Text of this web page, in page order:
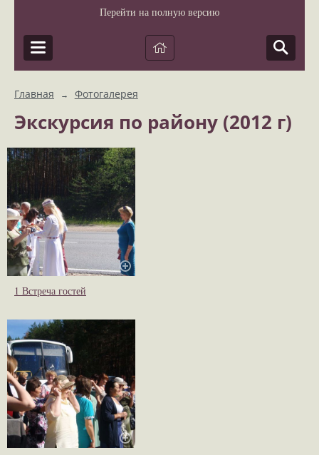
Перейти на полную версию
Главная → Фотогалерея
Экскурсия по району (2012 г)
1 Встреча гостей